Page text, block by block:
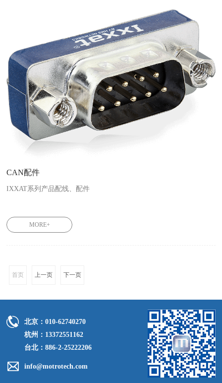
CAN配件
IXXAT系列产品配线、配件
1.04.0075.04000
1.04.0076.00004
1.04.0073.00000
1.04.0074.01000
1.04.0003.01012
MORE+
首页 上一页 下一页
北京：010-62740270
杭州：13372551162
台北：886-2-25222206
info@motrotech.com